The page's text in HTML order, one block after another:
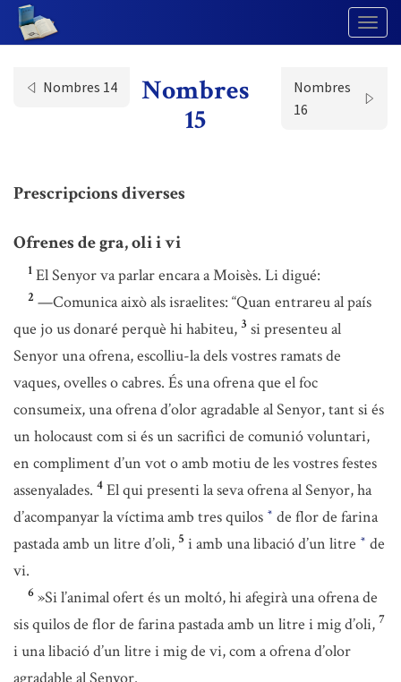
Nombres 14
Nombres
15
Nombres
16
Prescripcions diverses
Ofrenes de gra, oli i vi
1 El Senyor va parlar encara a Moisès. Li digué:
2 —Comunica això als israelites: “Quan entrareu al país
que jo us donaré perquè hi habiteu, 3 si presenteu al
Senyor una ofrena, escolliu-la dels vostres ramats de
vaques, ovelles o cabres. És una ofrena que el foc
consumeix, una ofrena d’olor agradable al Senyor, tant si és
un holocaust com si és un sacrifici de comunió voluntari,
en compliment d’un vot o amb motiu de les vostres festes
assenyalades. 4 El qui presenti la seva ofrena al Senyor, ha
d’acompanyar la víctima amb tres quilos * de flor de farina
pastada amb un litre d’oli, 5 i amb una libació d’un litre * de
vi.
6 »Si l’animal ofert és un moltó, hi afegirà una ofrena de
sis quilos de flor de farina pastada amb un litre i mig d’oli, 7
i una libació d’un litre i mig de vi, com a ofrena d’olor